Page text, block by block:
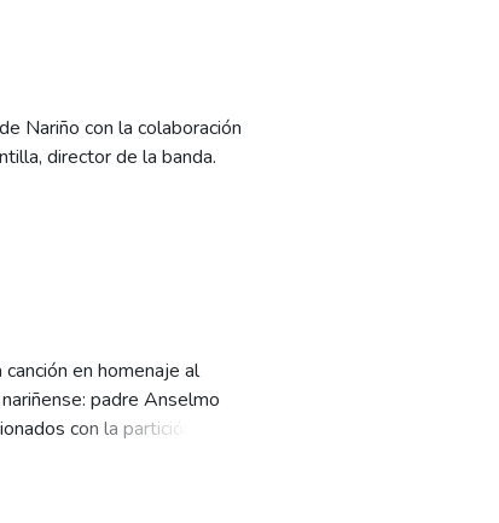
Nariño con la colaboración
director de la banda.
en homenaje al
padre Anselmo
con la partición de